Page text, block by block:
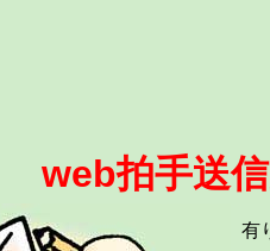
web拍手送信
有